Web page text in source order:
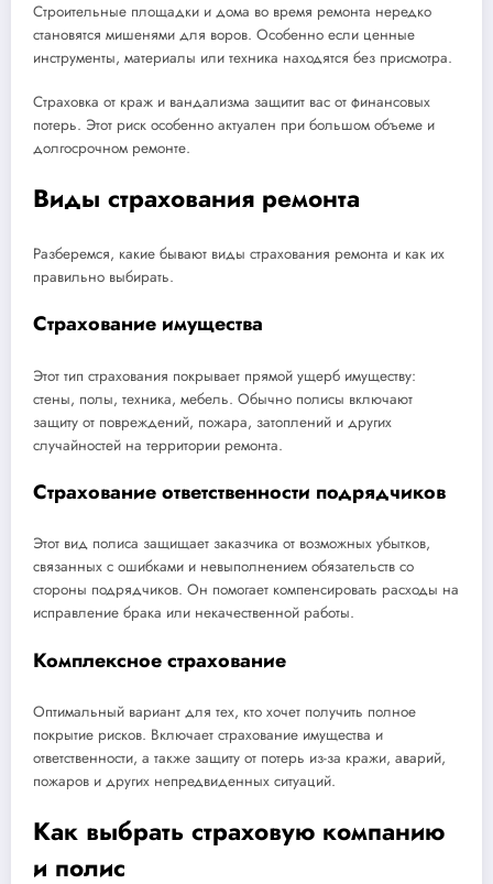
Строительные площадки и дома во время ремонта нередко
становятся мишенями для воров. Особенно если ценные
инструменты, материалы или техника находятся без присмотра.
Страховка от краж и вандализма защитит вас от финансовых
потерь. Этот риск особенно актуален при большом объеме и
долгосрочном ремонте.
Виды страхования ремонта
Разберемся, какие бывают виды страхования ремонта и как их
правильно выбирать.
Страхование имущества
Этот тип страхования покрывает прямой ущерб имуществу:
стены, полы, техника, мебель. Обычно полисы включают
защиту от повреждений, пожара, затоплений и других
случайностей на территории ремонта.
Страхование ответственности подрядчиков
Этот вид полиса защищает заказчика от возможных убытков,
связанных с ошибками и невыполнением обязательств со
стороны подрядчиков. Он помогает компенсировать расходы на
исправление брака или некачественной работы.
Комплексное страхование
Оптимальный вариант для тех, кто хочет получить полное
покрытие рисков. Включает страхование имущества и
ответственности, а также защиту от потерь из-за кражи, аварий,
пожаров и других непредвиденных ситуаций.
Как выбрать страховую компанию
и полис